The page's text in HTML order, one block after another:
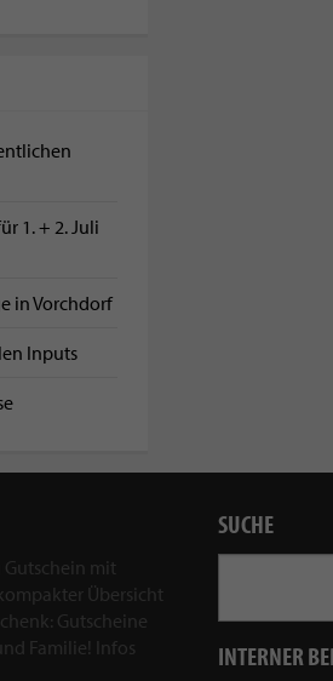
1. + 2. Juli
in Vorchdorf
Inputs
Gutscheine
Familie! Infos
SUCHE
INTERNER